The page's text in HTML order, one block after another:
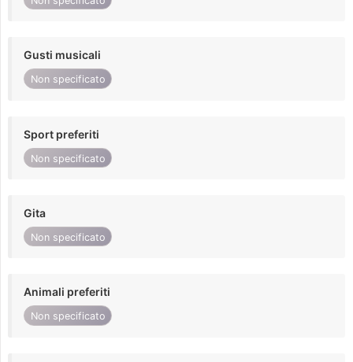
Gusti musicali
Non specificato
Sport preferiti
Non specificato
Gita
Non specificato
Animali preferiti
Non specificato